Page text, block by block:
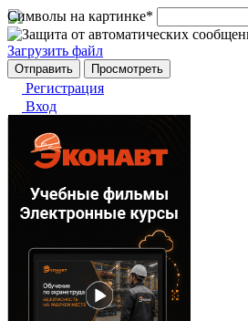
Символы на картинке*
Загрузить файл
Регистрация
Вход